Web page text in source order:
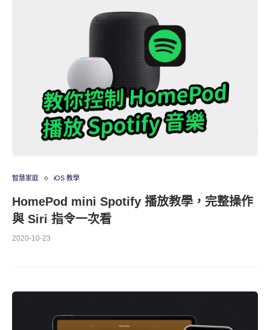
智慧家庭 iOS 教學
HomePod mini Spotify 播放教學，完整操作
與 Siri 指令一次看
2020-10-23